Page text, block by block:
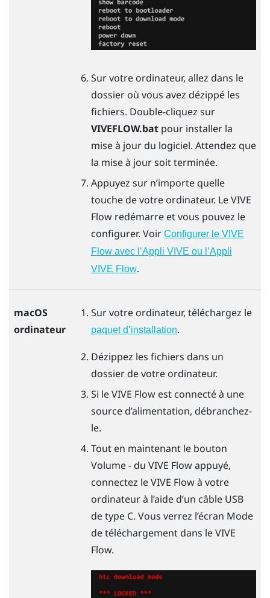
Sur votre ordinateur, allez dans le
dossier où vous avez dézippé les
fichiers. Double-cliquez sur
VIVEFLOW.batpour installer la
mise à jour du logiciel. Attendez que
la mise à jour soit terminée.
Appuyez sur n’importe quelle
touche de votre ordinateur. LeVIVE
Flowredémarre et vous pouvez le
configurer. Voir Configurer le VIVE
Flow avec l’Appli VIVE ou l’Appli
VIVE Flow.
macOS
ordinateur
Sur votre ordinateur, téléchargez le
paquet d’installation.
Dézippez les fichiers dans un
dossier de votre ordinateur.
Si leVIVE Flowest connecté à une
source d’alimentation, débranchez-
le.
Tout en maintenant le bouton
Volume - du VIVE Flowappuyé,
connectez leVIVE Flowà votre
ordinateur à l’aide d’un câble USB
de type C. Vous verrez l’écran Mode
de téléchargement dans leVIVE
Flow.